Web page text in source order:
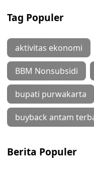
Tag Populer
aktivitas ekonomi
BBM Nonsubsidi
bupati purwakarta
buyback antam
Berita Populer